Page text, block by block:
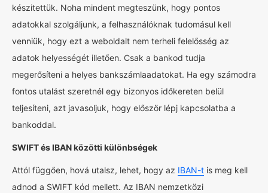
készitettük. Noha mindent megteszünk, hogy pontos
adatokkal szolgáljunk, a felhasználóknak tudomásul kell
venniük, hogy ezt a weboldalt nem terheli felelősség az
adatok helyességét illetően. Csak a bankod tudja
megerősíteni a helyes bankszámlaadatokat. Ha egy számodra
fontos utalást szeretnél egy bizonyos időkereten belül
teljesíteni, azt javasoljuk, hogy először lépj kapcsolatba a
bankoddal.
SWIFT és IBAN közötti különbségek
Attól függően, hová utalsz, lehet, hogy az IBAN-t is meg kell
adnod a SWIFT kód mellett. Az IBAN nemzetközi